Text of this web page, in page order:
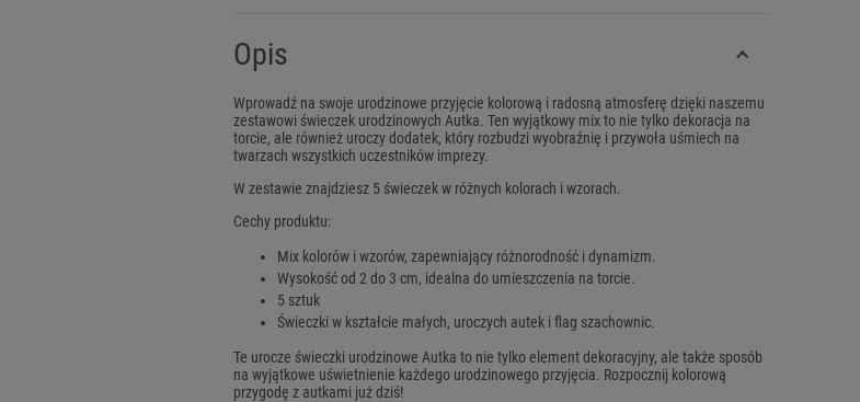
Opis
Wprowadź na swoje urodzinowe przyjęcie kolorową i radosną atmosferę dzięki naszemu
zestawowi świeczek urodzinowych Autka. Ten wyjątkowy mix to nie tylko dekoracja na
torcie, ale również uroczy dodatek, który rozbudzi wyobraźnię i przywoła uśmiech na
twarzach wszystkich uczestników imprezy.
W zestawie znajdziesz 5 świeczek w różnych kolorach i wzorach.
Cechy produktu:
Mix kolorów i wzorów, zapewniający różnorodność i dynamizm.
Wysokość od 2 do 3 cm, idealna do umieszczenia na torcie.
5 sztuk
Świeczki w kształcie małych, uroczych autek i flag szachownic.
Te urocze świeczki urodzinowe Autka to nie tylko element dekoracyjny, ale także sposób
na wyjątkowe uświetnienie każdego urodzinowego przyjęcia. Rozpocznij kolorową
przygodę z autkami już dziś!